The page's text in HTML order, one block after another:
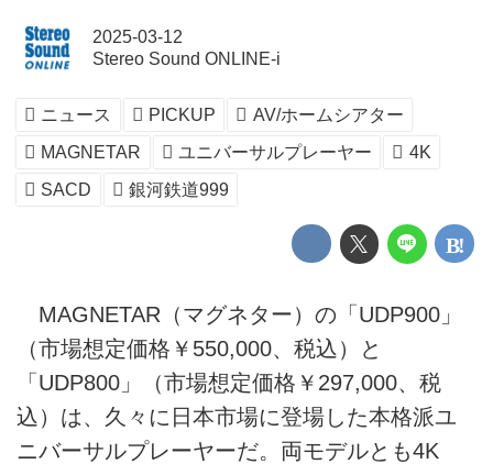
2025-03-12
Stereo Sound ONLINE-i
ニュース PICKUP
AV/ホームシアター
MAGNETAR
ユニバーサルプレーヤー
4K
SACD
銀河鉄道999
MAGNETAR（マグネター）の「UDP900」
（市場想定価格￥550,000、税込）と
「UDP800」（市場想定価格￥297,000、税
込）は、久々に日本市場に登場した本格派ユ
ニバーサルプレーヤーだ。両モデルとも4K